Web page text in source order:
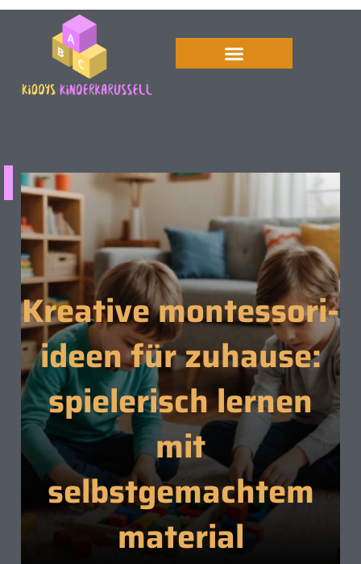
Kreative montessori-
ideen für zuhause:
spielerisch lernen
mit
selbstgemachtem
material